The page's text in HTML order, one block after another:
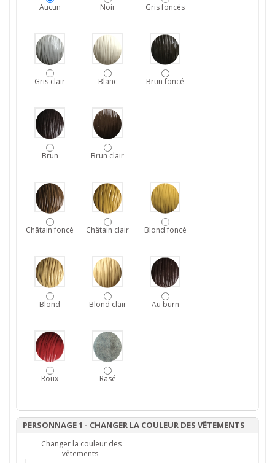
Aucun Noir Gris foncés
Gris clair Blanc Brun foncé
Brun Brun clair
Châtain foncé Châtain clair Blond foncé
Blond Blond clair Au burn
Roux Rasé
PERSONNAGE 1 - CHANGER LA COULEUR DES VÊTEMENTS
Changer la couleur des
vêtements